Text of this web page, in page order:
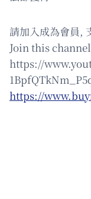
請加入成為會員,
Join this
https://
https://